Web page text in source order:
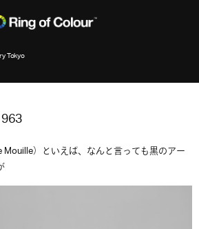
Tokyo
）といえば、なんと言っても黒のアー